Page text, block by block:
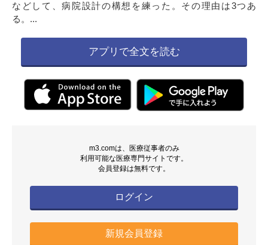
などして、病院設計の構想を練った。その理由は3つあ
る。...
アプリで全文を読む
m3.comは、医療従事者のみ
利用可能な医療専門サイトです。
会員登録は無料です。
ログイン
新規会員登録